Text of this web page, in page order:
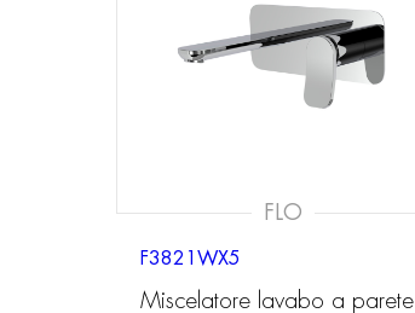
FLO
F3821WX5
Miscelatore lavabo a parete